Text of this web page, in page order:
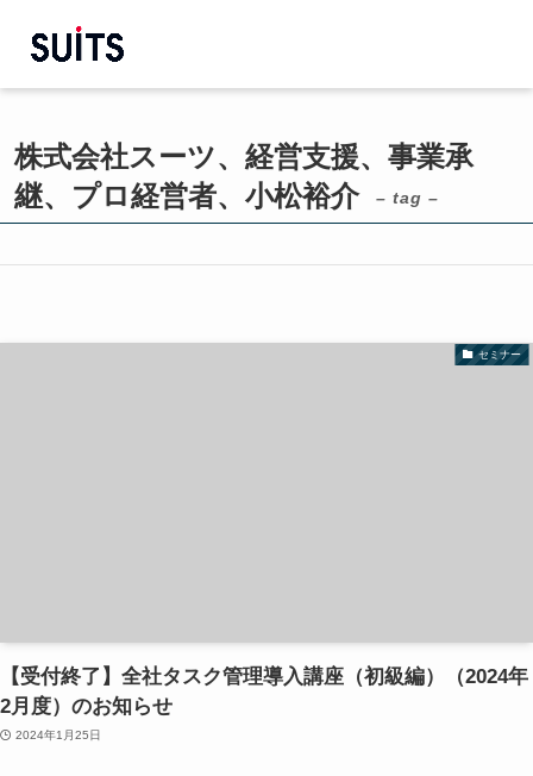
株式会社スーツ、経営支援、事業承
継、プロ経営者、小松裕介
– tag –
セミナー
【受付終了】全社タスク管理導入講座（初級編）（2024年
2月度）のお知らせ
2024年1月25日